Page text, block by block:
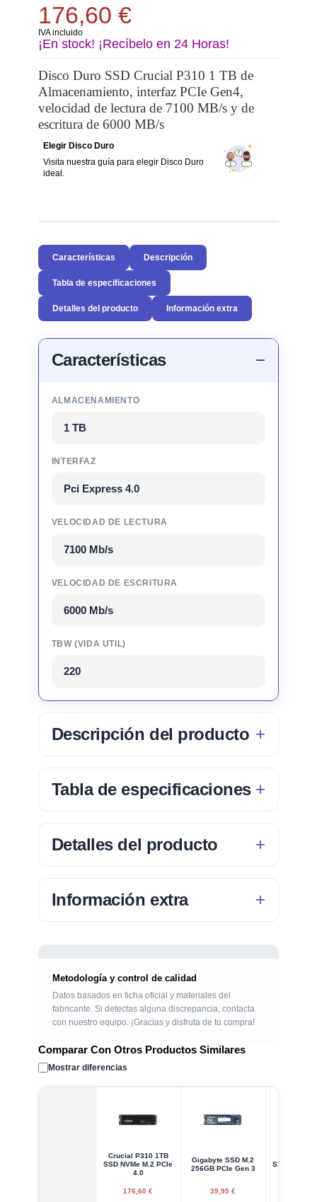
176,60 €
IVA incluido
¡En stock! ¡Recíbelo en 24 Horas!
Disco Duro SSD Crucial P310 1 TB de
Almacenamiento, interfaz PCIe Gen4,
velocidad de lectura de 7100 MB/s y de
escritura de 6000 MB/s
Elegir Disco Duro
Visita nuestra guía para elegir Disco Duro
ideal.
Características Descripción
Tabla de especificaciones
Detalles del producto Información extra
Características
ALMACENAMIENTO
1 TB
INTERFAZ
Pci Express 4.0
VELOCIDAD DE LECTURA
7100 Mb/s
VELOCIDAD DE ESCRITURA
6000 Mb/s
TBW (VIDA UTIL)
220
Descripción del producto
Tabla de especificaciones
Detalles del producto
Información extra
Metodología y control de calidad
Datos basados en ficha oficial y materiales del
fabricante. Si detectas alguna discrepancia, contacta
con nuestro equipo. ¡Gracias y disfruta de tu compra!
Comparar Con Otros Productos Similares
Mostrar diferencias
Crucial P310 1TB
SSD NVMe M.2 PCIe
4.0
176,60 €
Gigabyte SSD M.2
256GB PCIe Gen 3
39,95 €
SSD M.2